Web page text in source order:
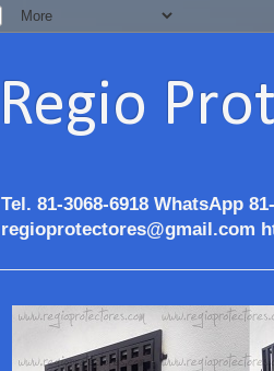
Regio
Tel. 81-3068-6918 WhatsApp
regioprotectores@gmail.com